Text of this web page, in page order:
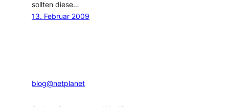
sollten diese…
13. Februar 2009
blog@netplanet